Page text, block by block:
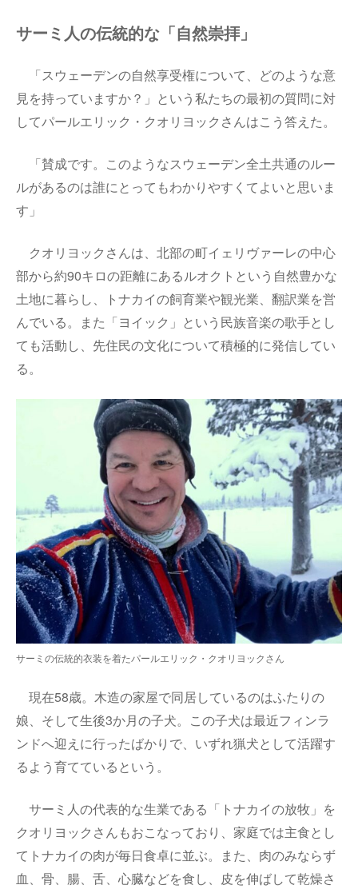
サーミ人の伝統的な「自然崇拝」
「スウェーデンの自然享受権について、どのような意
見を持っていますか？」という私たちの最初の質問に対
してパールエリック・クオリヨックさんはこう答えた。
「賛成です。このようなスウェーデン全土共通のルー
ルがあるのは誰にとってもわかりやすくてよいと思いま
す」
クオリヨックさんは、北部の町イェリヴァーレの中心
部から約90キロの距離にあるルオクトという自然豊かな
土地に暮らし、トナカイの飼育業や観光業、翻訳業を営
んでいる。また「ヨイック」という民族音楽の歌手とし
ても活動し、先住民の文化について積極的に発信してい
る。
サーミの伝統的衣装を着たパールエリック・クオリヨックさん
現在58歳。木造の家屋で同居しているのはふたりの
娘、そして生後3か月の子犬。この子犬は最近フィンラ
ンドへ迎えに行ったばかりで、いずれ猟犬として活躍す
るよう育てているという。
サーミ人の代表的な生業である「トナカイの放牧」を
クオリヨックさんもおこなっており、家庭では主食とし
てトナカイの肉が毎日食卓に並ぶ。また、肉のみならず
血、骨、腸、舌、心臓などを食し、皮を伸ばして乾燥さ